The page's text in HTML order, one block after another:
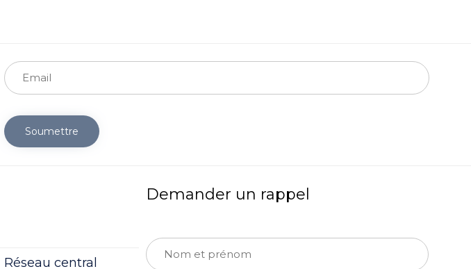
Soumettre
Réseau central
Demander un rappel